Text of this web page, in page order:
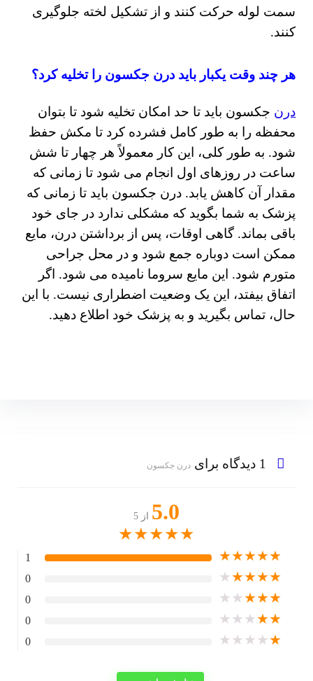
سمت لوله حرکت کنند و از تشکیل لخته جلوگیری
کنند.
هر چند وقت یکبار باید درن جکسون را تخلیه کرد؟
درن جکسون باید تا حد امکان تخلیه شود تا بتوان
محفظه را به طور کامل فشرده کرد تا مکش حفظ
شود. به طور کلی، این کار معمولاً هر چهار تا شش
ساعت در روزهای اول انجام می شود تا زمانی که
مقدار آن کاهش یابد. درن جکسون باید تا زمانی که
پزشک به شما بگوید که مشکلی ندارد در جای خود
باقی بماند. گاهی اوقات، پس از برداشتن درن، مایع
ممکن است دوباره جمع شود و در محل جراحی
متورم شود. این مایع سروما نامیده می شود. اگر
اتفاق بیفتد، این یک وضعیت اضطراری نیست. با این
حال، تماس بگیرید و به پزشک خود اطلاع دهید.
1 دیدگاه برای درن جکسون
5.0 از 5
★
★
★
★
★
★
★
★
★
★
1
★
★
★
★
★
0
★
★
★
★
★
0
★
★
★
★
★
0
★
★
★
★
★
0